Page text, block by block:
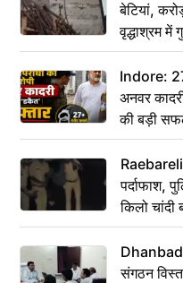
बेटियां,
वृद्धाश्रम
कहा–
Indore: 27
अनवर
की बड़ी
पर्दाफाश,
किलो चांदी
Dhanbad
संगठन